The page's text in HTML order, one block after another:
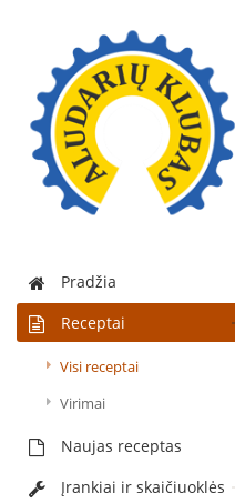
Pradžia
Receptai
Visi receptai
Virimai
Naujas receptas
Įrankiai ir skaičiuoklės